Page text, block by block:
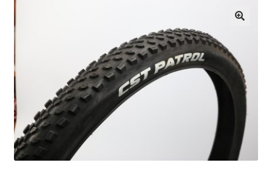
Kontakt
Vertrag widerrufen
Warenkorb
Widerrufsbelehrung